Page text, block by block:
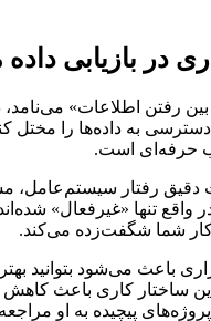
در بازیابی
بین رفتن اطلاعات»
به داده‌ها را
حرفه‌ای است.
دقیق رفتار سیستم‌عامل،
واقع تنها «غیرفعال»
شما شگفت‌زده می‌کند.
باعث می‌شود بتوانید
ساختار کاری باعث
پیچیده به او